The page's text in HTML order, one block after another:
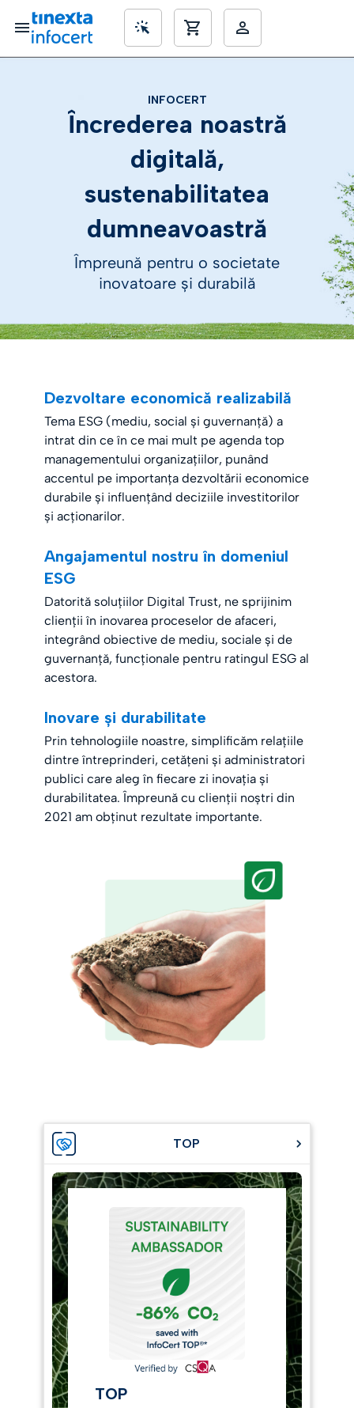
INFOCERT
Încrederea noastră
digitală,
sustenabilitatea
dumneavoastră
Împreună pentru o societate
inovatoare și durabilă
Dezvoltare economică realizabilă
Tema ESG (mediu, social și guvernanță) a
intrat din ce în ce mai mult pe agenda top
managementului organizațiilor, punând
accentul pe importanța dezvoltării economice
durabile și influențând deciziile investitorilor
și acționarilor.
Angajamentul nostru în domeniul
ESG
Datorită soluțiilor Digital Trust, ne sprijinim
clienții în inovarea proceselor de afaceri,
integrând obiective de mediu, sociale și de
guvernanță, funcționale pentru ratingul ESG al
acestora.
Inovare și durabilitate
Prin tehnologiile noastre, simplificăm relațiile
dintre întreprinderi, cetățeni și administratori
publici care aleg în fiecare zi inovația și
durabilitatea. Împreună cu clienții noștri din
2021 am obținut rezultate importante.
TOP
TOP